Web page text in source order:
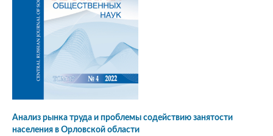
Анализ рынка труда и проблемы содействию занятости
населения в Орловской области